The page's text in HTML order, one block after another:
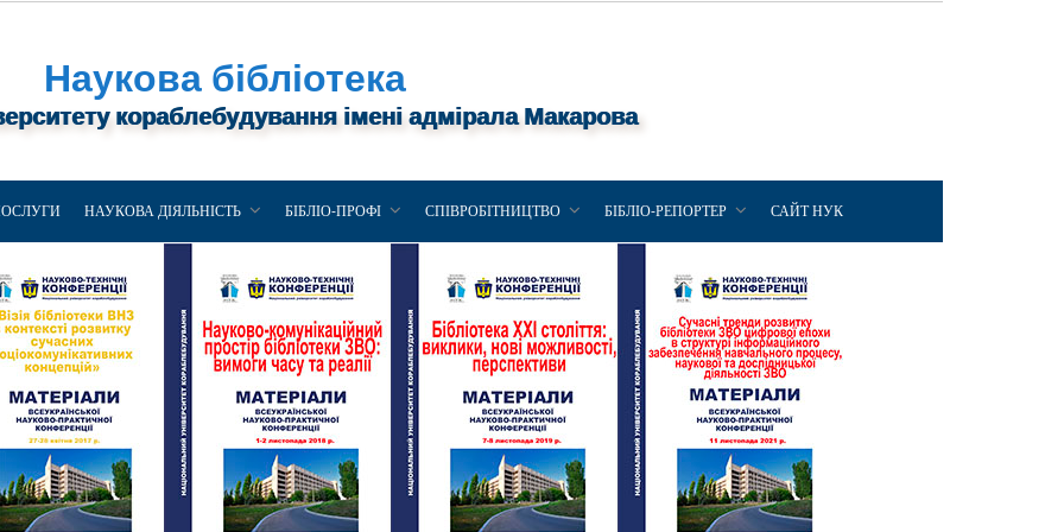
Наукова бібліотека
кораблебудування імені адмірала Макарова
НАУКОВА ДІЯЛЬНІСТЬ БІБЛІО-ПРОФІ СПІВРОБІТНИЦТВО БІБЛІО-РЕПОРТЕР САЙТ НУК